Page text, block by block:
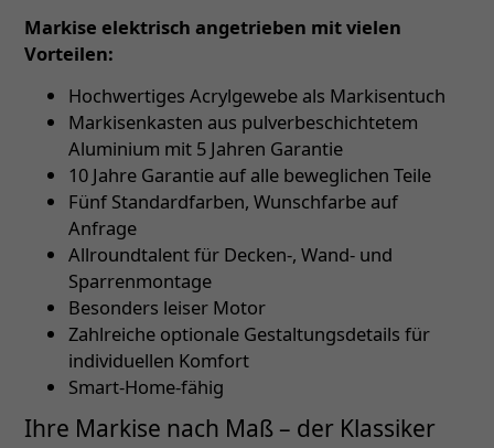
Markise elektrisch angetrieben mit vielen
Vorteilen:
Hochwertiges Acrylgewebe als Markisentuch
Markisenkasten aus pulverbeschichtetem
Aluminium mit 5 Jahren Garantie
10 Jahre Garantie auf alle beweglichen Teile
Fünf Standardfarben, Wunschfarbe auf
Anfrage
Allroundtalent für Decken-, Wand- und
Sparrenmontage
Besonders leiser Motor
Zahlreiche optionale Gestaltungsdetails für
individuellen Komfort
Smart-Home-fähig
Ihre Markise nach Maß – der Klassiker